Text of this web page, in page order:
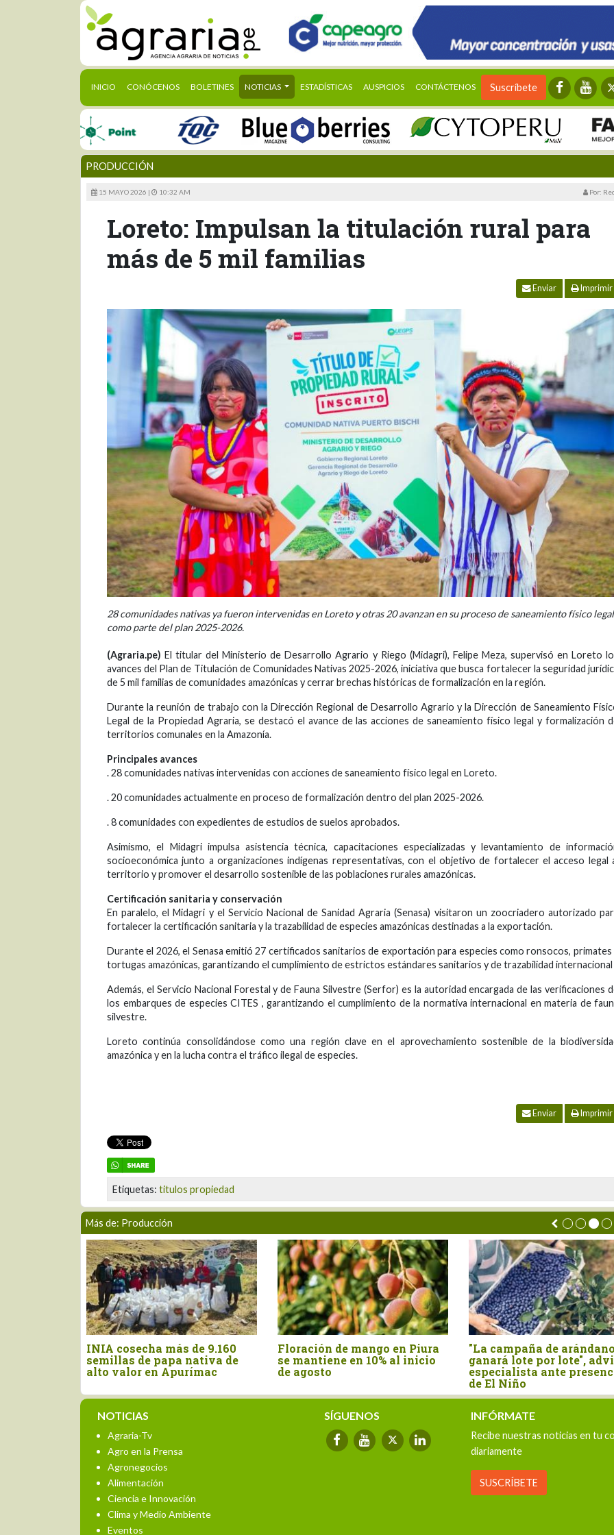
INICIO (CURRENT)
CONÓCENOS BOLETINES NOTICIAS ESTADÍSTICAS AUSPICIOS CONTÁCTENOS Suscríbete
PRODUCCIÓN
15 MAYO 2026 | 10:32 AM Por:
Loreto: Impulsan la titulación rural para
más de 5 mil familias
Enviar Imprimir
28 comunidades nativas ya fueron intervenidas en Loreto y otras 20 avanzan en su proceso de saneamiento físico legal
como parte del plan 2025-2026.
(Agraria.pe) El titular del Ministerio de Desarrollo Agrario y Riego (Midagri), Felipe Meza, supervisó en Loreto
avances del Plan de Titulación de Comunidades Nativas 2025-2026, iniciativa que busca fortalecer la seguridad
de 5 mil familias de comunidades amazónicas y cerrar brechas históricas de formalización en la región.
Durante la reunión de trabajo con la Dirección Regional de Desarrollo Agrario y la Dirección de Saneamiento
Legal de la Propiedad Agraria, se destacó el avance de las acciones de saneamiento físico legal y formalización
territorios comunales en la Amazonía.
Principales avances
. 28 comunidades nativas intervenidas con acciones de saneamiento físico legal en Loreto.
. 20 comunidades actualmente en proceso de formalización dentro del plan 2025-2026.
. 8 comunidades con expedientes de estudios de suelos aprobados.
Asimismo, el Midagri impulsa asistencia técnica, capacitaciones especializadas y levantamiento de
socioeconómica junto a organizaciones indígenas representativas, con el objetivo de fortalecer el acceso legal
territorio y promover el desarrollo sostenible de las poblaciones rurales amazónicas.
Certificación sanitaria y conservación
En paralelo, el Midagri y el Servicio Nacional de Sanidad Agraria (Senasa) visitaron un zoocriadero autorizado
fortalecer la certificación sanitaria y la trazabilidad de especies amazónicas destinadas a la exportación.
Durante el 2026, el Senasa emitió 27 certificados sanitarios de exportación para especies como ronsocos, primates
tortugas amazónicas, garantizando el cumplimiento de estrictos estándares sanitarios y de trazabilidad internacional
Además, el Servicio Nacional Forestal y de Fauna Silvestre (Serfor) es la autoridad encargada de las verificaciones
los embarques de especies CITES , garantizando el cumplimiento de la normativa internacional en materia de
silvestre.
Loreto continúa consolidándose como una región clave en el aprovechamiento sostenible de la
amazónica y en la lucha contra el tráfico ilegal de especies.
Enviar Imprimir
Etiquetas: titulos propiedad
Más de: Producción
más de 9.160
de papa nativa de
en Apurímac
Floración de mango en Piura
se mantiene en 10% al inicio
de agosto
"La campaña de arándano se
ganará lote por lote", advierte
especialista ante presencia
Producción
se contrajo
este año
NOTICIAS
Agraria-Tv
Agro en la Prensa
Agronegocios
Alimentación
Ciencia e Innovación
Clima y Medio Ambiente
Eventos
SÍGUENOS INFÓRMATE
Recibe nuestras noticias en tu
diariamente
SUSCRÍBETE